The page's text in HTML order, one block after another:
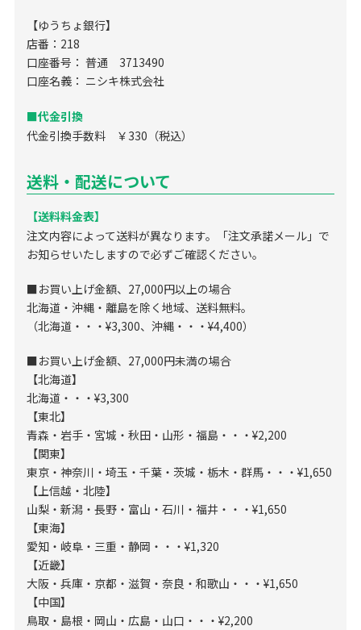
【ゆうちょ銀行】
店番：218
口座番号： 普通 3713490
口座名義： ニシキ株式会社
■代金引換
代金引換手数料 ￥330（税込）
送料・配送について
【送料料金表】
注文内容によって送料が異なります。「注文承諾メール」で
お知らせいたしますので必ずご確認ください。
■お買い上げ金額、27,000円以上の場合
北海道・沖縄・離島を除く地域、送料無料。
（北海道・・・¥3,300、沖縄・・・¥4,400）
■お買い上げ金額、27,000円未満の場合
【北海道】
北海道・・・¥3,300
【東北】
青森・岩手・宮城・秋田・山形・福島・・・¥2,200
【関東】
東京・神奈川・埼玉・千葉・茨城・栃木・群馬・・・¥1,650
【上信越・北陸】
山梨・新潟・長野・富山・石川・福井・・・¥1,650
【東海】
愛知・岐阜・三重・静岡・・・¥1,320
【近畿】
大阪・兵庫・京都・滋賀・奈良・和歌山・・・¥1,650
【中国】
鳥取・島根・岡山・広島・山口・・・¥2,200